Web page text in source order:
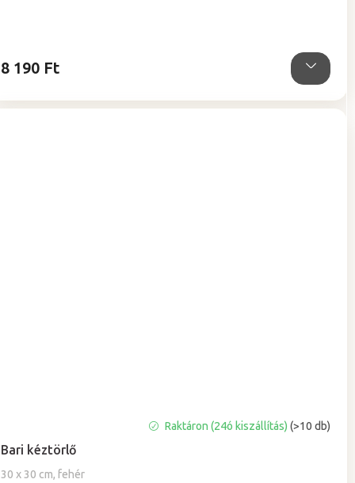
8 190 Ft
Bari kéztörlő
30 x 30 cm, fehér
termék
átlagos
értékelése
Raktáron (24ó kiszállítás)(>10 db)